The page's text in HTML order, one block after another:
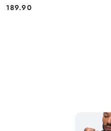
Cena:
189.90